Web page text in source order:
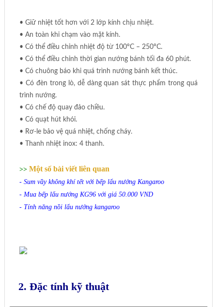
• Giữ nhiệt tốt hơn với 2 lớp kính chịu nhiệt.
• An toàn khi chạm vào mặt kính.
• Có thể điều chỉnh nhiệt độ từ 100ºC – 250ºC.
• Có thể điều chỉnh thời gian nướng bánh tối đa 60 phút.
• Có chuông báo khi quá trình nướng bánh kết thúc.
• Có đèn trong lò, dễ dàng quan sát thực phẩm trong quá
trình nướng.
• Có chế độ quay đảo chiều.
• Có quạt hút khói.
• Rơ-le bảo vệ quá nhiệt, chống cháy.
• Thanh nhiệt inox: 4 thanh.
>> Một số bài viết liên quan
- Sum vầy không khí tết với bếp lẩu nướng Kangaroo
- Mua bếp lẩu nướng KG96 với giá 50.000 VND
- Tính năng nồi lẩu nướng kangaroo
2. Đặc tính kỹ thuật